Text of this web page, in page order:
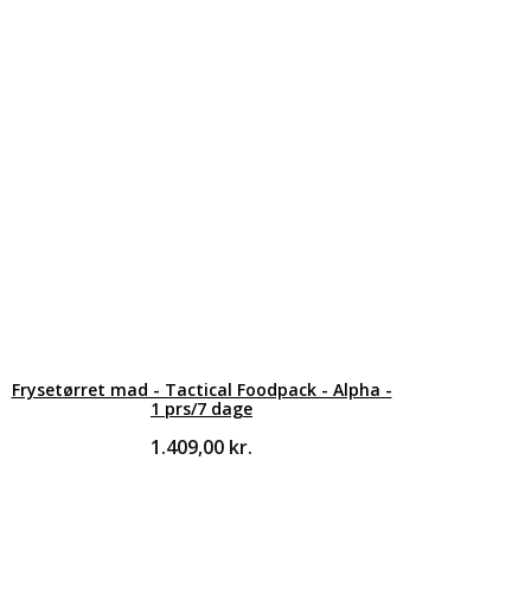
Frysetørret mad - Tactical Foodpack - Alpha -
1 prs/7 dage
1.409,00 kr.